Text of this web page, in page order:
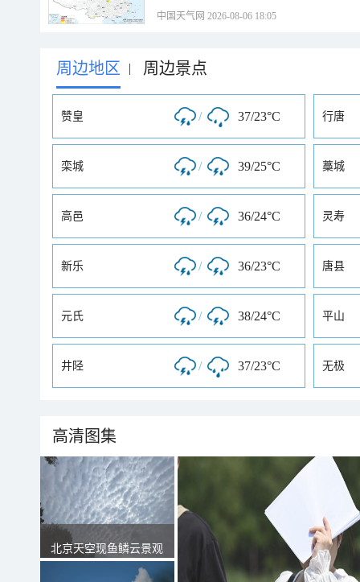
中国天气网 2026-08-06 18:05
周边地区 | 周边景点
赞皇 / 37/23°C 行唐
栾城 / 39/25°C 藁城
高邑 / 36/24°C 灵寿
新乐 / 36/23°C 唐县
元氏 / 38/24°C 平山
井陉 / 37/23°C 无极
高清图集
北京天空现鱼鳞云景观